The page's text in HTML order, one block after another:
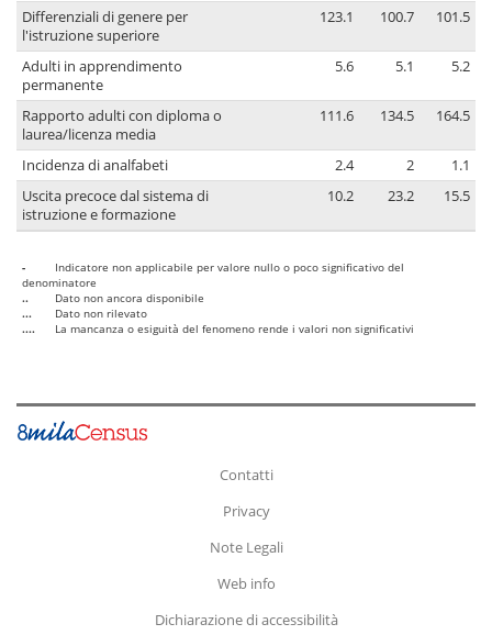
Differenziali di genere per
l'istruzione superiore
123.1 100.7 101.5
Adulti in apprendimento
permanente
5.6 5.1 5.2
Rapporto adulti con diploma o
laurea/licenza media
111.6 134.5 164.5
Incidenza di analfabeti 2.4 2
1.1
Uscita precoce dal sistema di
istruzione e formazione
10.2 23.2 15.5
-
Indicatore non applicabile per valore nullo o poco significativo del
denominatore
..
Dato non ancora disponibile
...
Dato non rilevato
....
La mancanza o esiguità del fenomeno rende i valori non significativi
Contatti
Privacy
Note Legali
Web info
Dichiarazione di accessibilità